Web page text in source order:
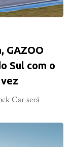
GAZOO
Sul com o
Car será